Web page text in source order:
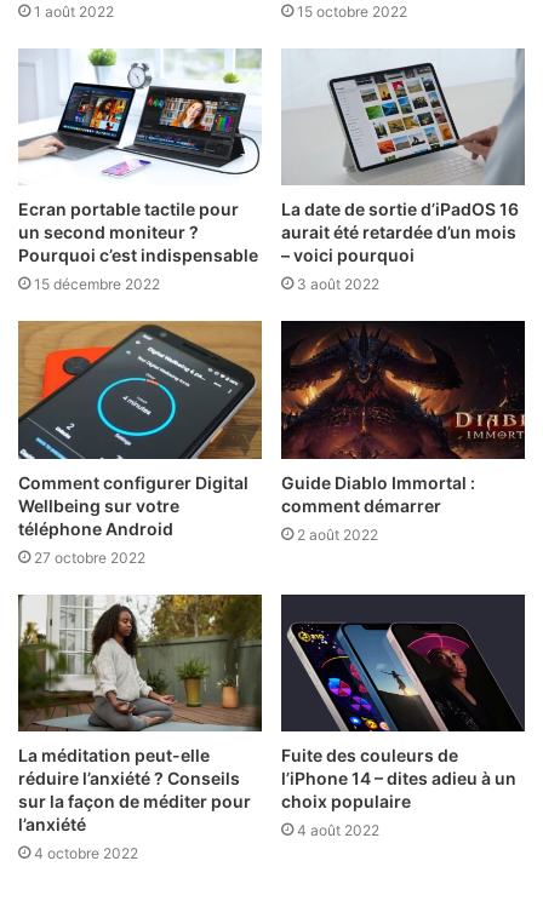
1 août 2022 15 octobre 2022
Ecran portable tactile pour
un second moniteur ?
Pourquoi c’est indispensable
15 décembre 2022
La date de sortie d’iPadOS 16
aurait été retardée d’un mois
– voici pourquoi
3 août 2022
Comment configurer Digital
Wellbeing sur votre
téléphone Android
27 octobre 2022
Guide Diablo Immortal :
comment démarrer
2 août 2022
La méditation peut-elle
réduire l’anxiété ? Conseils
sur la façon de méditer pour
l’anxiété
4 octobre 2022
Fuite des couleurs de
l’iPhone 14 – dites adieu à un
choix populaire
4 août 2022